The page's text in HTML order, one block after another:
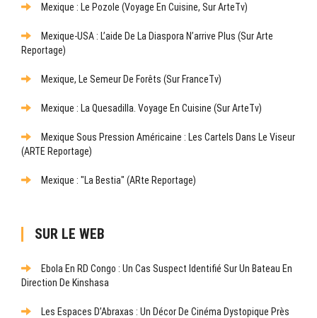
Mexique : Le Pozole (Voyage En Cuisine, Sur ArteTv)
Mexique-USA : L’aide De La Diaspora N’arrive Plus (sur Arte
Reportage)
Mexique, Le Semeur De Forêts (sur FranceTv)
Mexique : La Quesadilla. Voyage En Cuisine (sur ArteTv)
Mexique Sous Pression Américaine : Les Cartels Dans Le Viseur
(ARTE Reportage)
Mexique : "La Bestia" (ARte Reportage)
SUR LE WEB
Ebola En RD Congo : Un Cas Suspect Identifié Sur Un Bateau En
Direction De Kinshasa
Les Espaces D’Abraxas : Un Décor De Cinéma Dystopique Près